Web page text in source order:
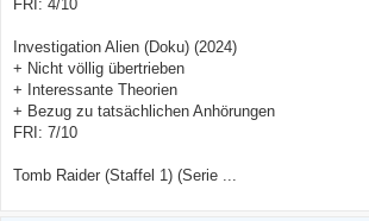
FRI: 4/10
Investigation Alien (Doku) (2024)
+ Nicht völlig übertrieben
+ Interessante Theorien
+ Bezug zu tatsächlichen Anhörungen
FRI: 7/10
Tomb Raider (Staffel 1) (Serie ...